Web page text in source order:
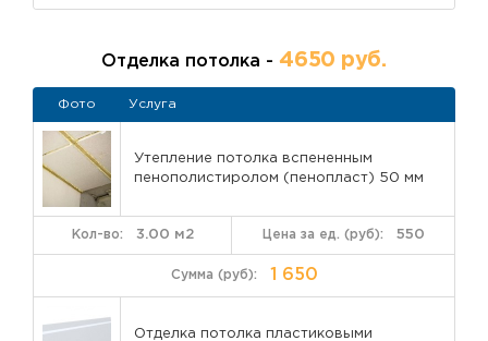
Отделка потолка -4650 руб.
Фото Услуга
Утепление потолка вспененным
пенополистиролом (пенопласт) 50 мм
550
3.00 м2
1 650
Отделка потолка пластиковыми